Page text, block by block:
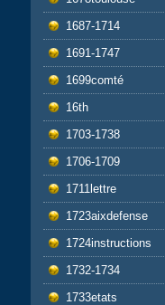
1687-1714
1691-1747
1699comté
16th
1703-1738
1706-1709
1711lettre
1723aixdefense
1724instructions
1732-1734
1733etats